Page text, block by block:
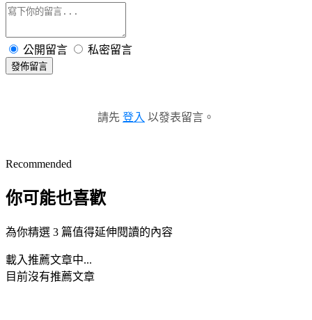
公開留言 私密留言
發佈留言
請先 登入 以發表留言。
Recommended
你可能也喜歡
為你精選 3 篇值得延伸閱讀的內容
載入推薦文章中...
目前沒有推薦文章